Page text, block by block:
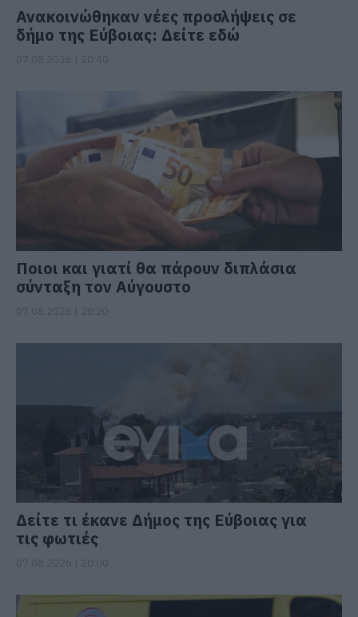
Ανακοινώθηκαν νέες προσλήψεις σε
δήμο της Εύβοιας: Δείτε εδώ
Ποιοι και γιατί θα πάρουν διπλάσια
σύνταξη τον Αύγουστο
Δείτε τι έκανε Δήμος της Εύβοιας για
τις φωτιές